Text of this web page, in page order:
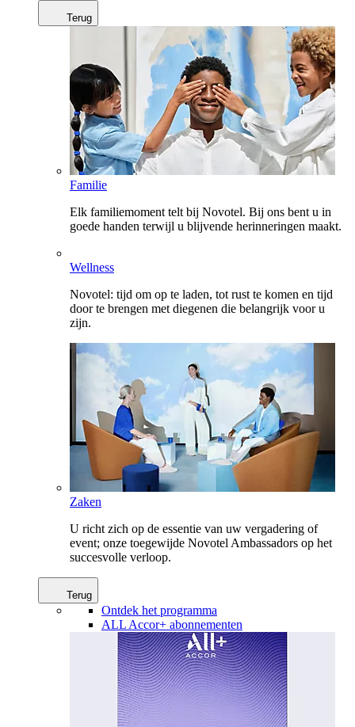
Terug
Familie
Elk familiemoment telt bij Novotel. Bij ons bent u in
goede handen terwijl u blijvende herinneringen maakt.
Wellness
Novotel: tijd om op te laden, tot rust te komen en tijd
door te brengen met diegenen die belangrijk voor u
zijn.
Zaken
U richt zich op de essentie van uw vergadering of
event; onze toegewijde Novotel Ambassadors op het
succesvolle verloop.
Terug
Ontdek het programma
ALL Accor+ abonnementen